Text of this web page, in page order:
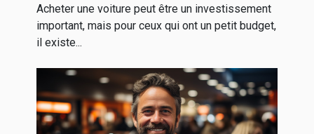
Acheter une voiture peut être un investissement
important, mais pour ceux qui ont un petit budget,
il existe...